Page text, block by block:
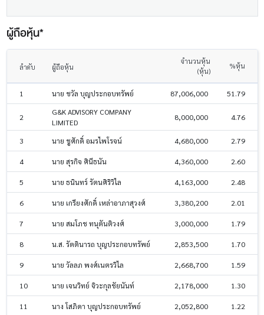
ผู้ถือหุ้น*
ลำดับ ผู้ถือหุ้น
จำนวนหุ้น
(หุ้น)
%หุ้น
1 นาย ชวัล บุญประกอบทรัพย์ 87,006,000 51.79
2
G&K ADVISORY COMPANY
LIMITED
8,000,000 4.76
3 นาย ชูศักดิ์ อมรไพโรจน์ 4,680,000 2.79
4 นาย สุรกิจ ศินีธนัน 4,360,000 2.60
5 นาย ธนินทร์ รัตนศิริวิไล 4,163,000 2.48
6 นาย เกรียงศักดิ์ เหล่าอาภาสุวงศ์ 3,380,200 2.01
7 นาย สมโภช ทนุตันติวงศ์ 3,000,000 1.79
8 น.ส. รัตตินารถ บุญประกอบทรัพย์ 2,853,500 1.70
9 นาย วัลลภ พงศ์เนตรวิไล 2,668,700 1.59
10 นาย เจนวิทย์ จิวะกุลชัยนันท์ 2,178,000 1.30
11 นาง โสภิดา บุญประกอบทรัพย์ 2,052,800 1.22